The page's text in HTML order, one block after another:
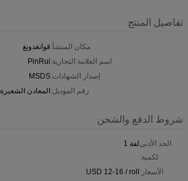
تفاصيل المنتج
مكان المنشأ:قوانغدونغ
اسم العلامة التجارية:PinRui
إصدار الشهادات:MSDS
رقم الموديل:المعادن الشعيرة
شروط الدفع والشحن
الحد الأدنى
لكمية:
لفة 1
الأسعار:USD 12-16 / roll